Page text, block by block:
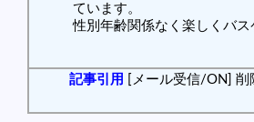
ています。
性別年齢関係なく楽しくバス
記事引用 [メール受信/ON] 削